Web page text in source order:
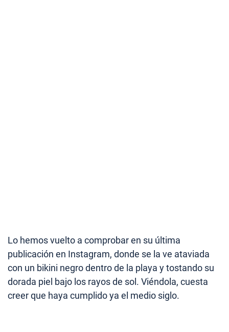
Lo hemos vuelto a comprobar en su última
publicación en Instagram, donde se la ve ataviada
con un bikini negro dentro de la playa y tostando su
dorada piel bajo los rayos de sol. Viéndola, cuesta
creer que haya cumplido ya el medio siglo.